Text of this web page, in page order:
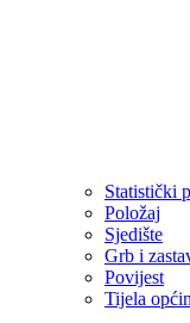
Statistički
Položaj
Sjedište
Grb i
Povijest
Tijela